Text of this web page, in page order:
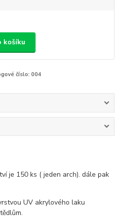
košíku
číslo: 004
je 150 ks ( jeden arch). dále pak
UV akrylového laku